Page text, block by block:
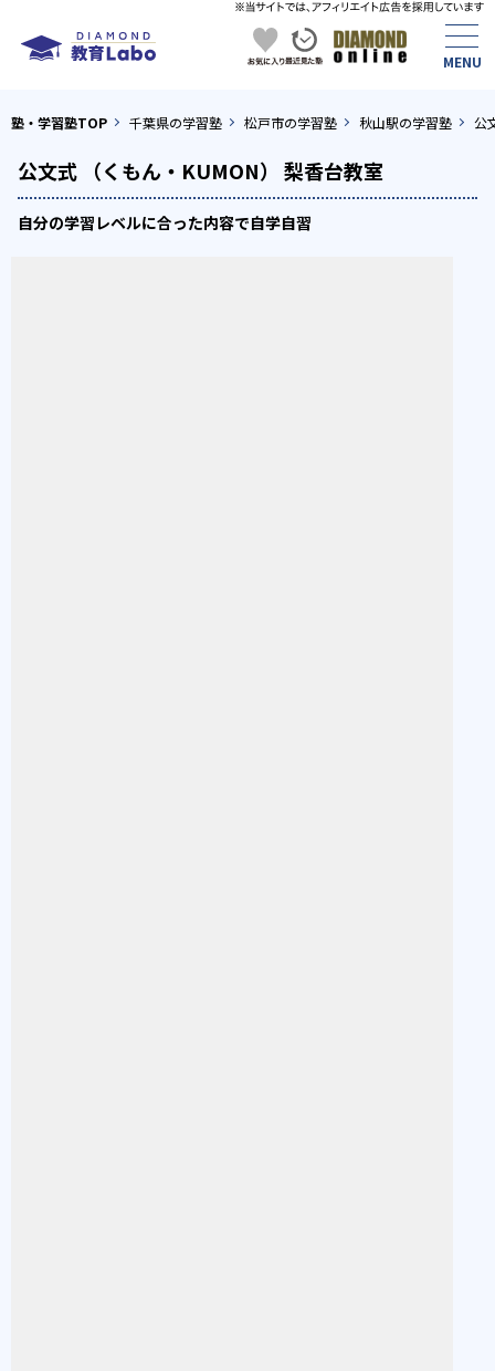
塾・学習塾TOP 千葉県の学習塾 松戸市の学習塾 秋山駅の学習塾 公
公文式 （くもん・KUMON） 梨香台教室
自分の学習レベルに合った内容で自学自習